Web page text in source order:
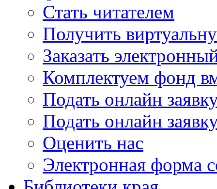
Стать читателем
Получить
Заказать
Комплектуем фонд
Подать онлайн
Подать онлайн
Оценить нас
Электронная форма